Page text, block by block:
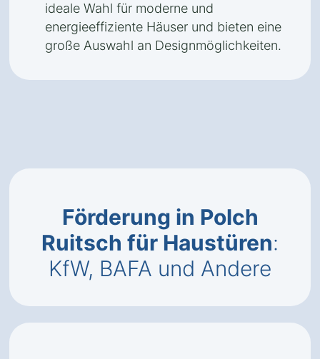
ideale Wahl für moderne und
energieeffiziente Häuser und bieten eine
große Auswahl an Designmöglichkeiten.
Förderung in Polch
Ruitsch für Haustüren:
KfW, BAFA und Andere